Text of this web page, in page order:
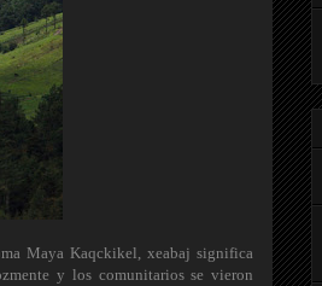
Maya Kaqckikel, xeabaj significa
y los comunitarios se vieron